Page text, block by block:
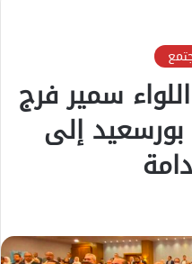
سمير فرج
إلى